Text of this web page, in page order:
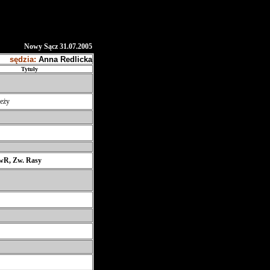
Nowy Sącz 31.07.2005
sędzia: Anna Redlicka
Tytuły
Zw. Rasy